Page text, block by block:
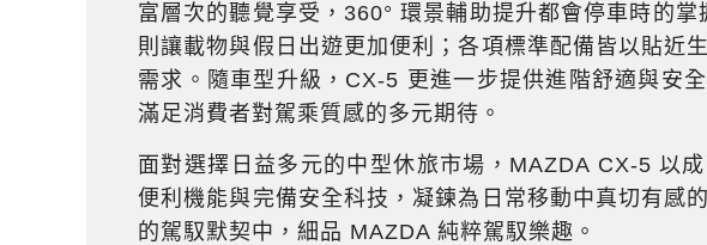
富層次的聽覺享受，360° 環景輔助提升都會停車時的
則讓載物與假日出遊更加便利；各項標準配備皆以貼近
需求。隨車型升級，CX-5 更進一步提供進階舒適與安
滿足消費者對駕乘質感的多元期待。
面對選擇日益多元的中型休旅市場，MAZDA CX-5 以
便利機能與完備安全科技，凝鍊為日常移動中真切有感
的駕馭默契中，細品 MAZDA 純粹駕馭樂趣。